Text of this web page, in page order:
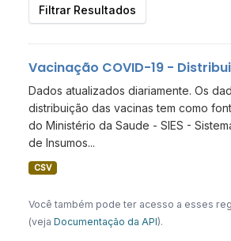
Filtrar Resultados
Vacinação COVID-19 -
Dados atualizados diariamente. Os
distribuição das vacinas tem como
do Ministério da Saude - SIES -
de Insumos...
CSV
Você também pode ter acesso a esses
(veja Documentação da API).